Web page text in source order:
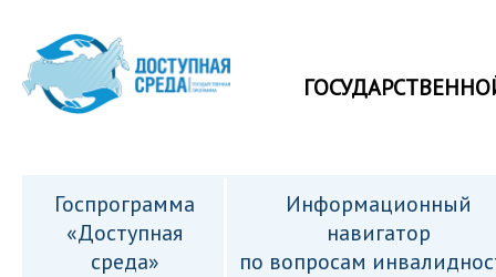
Госпрограмма
«Доступная
среда»
Информационный
навигатор
по вопросам